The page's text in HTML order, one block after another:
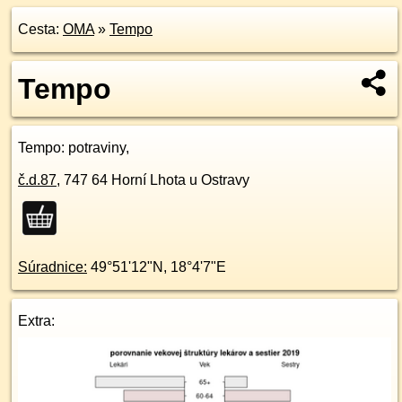
Cesta: OMA» Tempo
Tempo
Tempo: potraviny,
č.d.87, 747 64 Horní Lhota u Ostravy
Súradnice: 49°51'12"N , 18°4'7"E
Extra: